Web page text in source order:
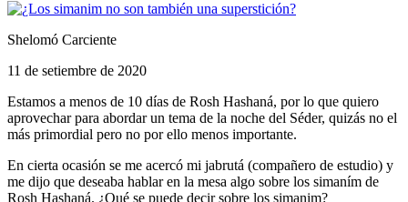
Shelomó Carciente
11 de setiembre de 2020
Estamos a menos de 10 días de Rosh Hashaná, por lo que quiero
aprovechar para abordar un tema de la noche del Séder, quizás no el
más primordial pero no por ello menos importante.
En cierta ocasión se me acercó mi jabrutá (compañero de estudio) y
me dijo que deseaba hablar en la mesa algo sobre los simaním de
Rosh Hashaná. ¿Qué se puede decir sobre los simanim?